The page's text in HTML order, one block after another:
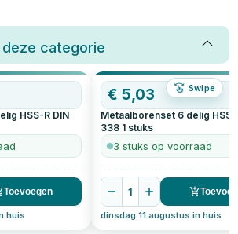
categorie
Swipe
HSS-R DIN
Toevoegen
huis
€5,03
Metaalborenset 6 delig HSS-
338 1 stuks
3 stuks op voorraad
1
dinsdag 11 augustus in huis